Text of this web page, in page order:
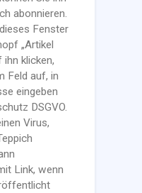
abonnieren.
Fenster
„Artikel
ihn klicken,
Feld auf, in
eingeben
DSGVO.
Virus,
Link, wenn